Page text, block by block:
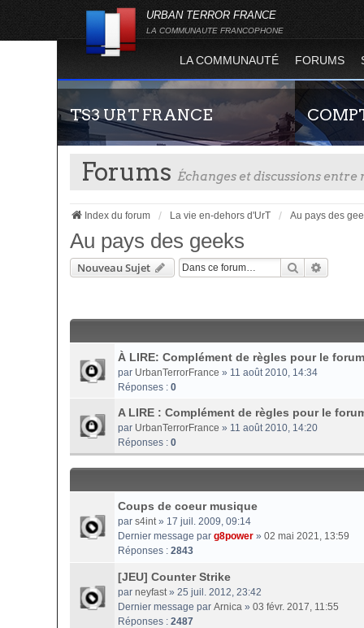
URBAN TERROR FRANCE
LA COMMUNAUTE FRANCOPHONE
LA COMMUNAUTÉ FORUMS
TS3 URT FRANCE
Envie de parler avec les autres membres de la
Guide
Forums Échanges et discussions
Index du forum La vie en-dehors d'UrT Au pays des
Au pays des geeks
Nouveau Sujet Rechercher
À LIRE: Complément de règles pour le
par UrbanTerrorFrance » 11 août 2010, 14:34
Réponses : 0
A LIRE : Complément de règles pour le
par UrbanTerrorFrance » 11 août 2010, 14:20
Réponses : 0
Coups de coeur musique
par s4int» 17 juil. 2009, 09:14
Dernier message par g8power » 02 mai 2021, 13:59
Réponses : 2843
[JEU] Counter Strike
par neyfast» 25 juil. 2012, 23:42
Dernier message par Arnica » 03 févr. 2017, 11:55
Réponses : 2487